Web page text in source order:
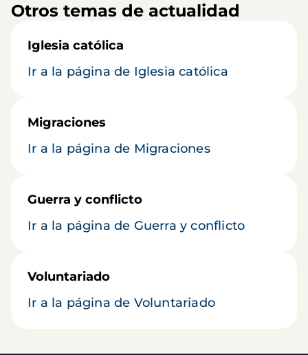
Otros temas de actualidad
Iglesia católica
Ir a la página de Iglesia católica
Migraciones
Ir a la página de Migraciones
Guerra y conflicto
Ir a la página de Guerra y conflicto
Voluntariado
Ir a la página de Voluntariado